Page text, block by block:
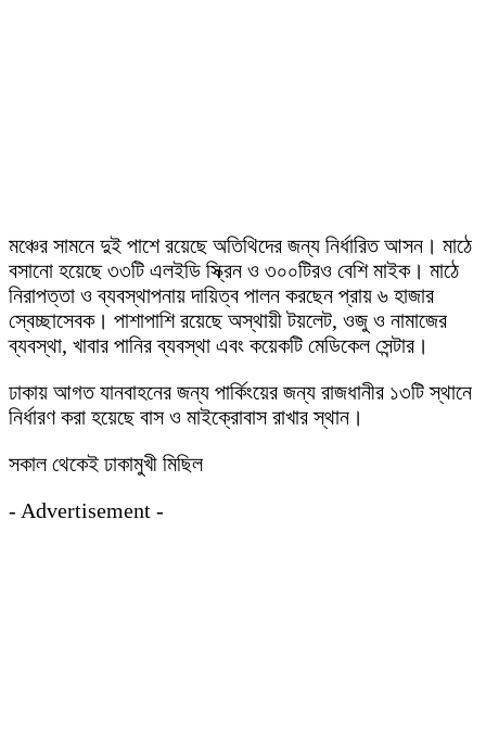
মঞ্চের সামনে দুই পাশে রয়েছে অতিথিদের জন্য নির্ধারিত আসন। মাঠে
বসানো হয়েছে ৩৩টি এলইডি স্ক্রিন ও ৩০০টিরও বেশি মাইক। মাঠে
নিরাপত্তা ও ব্যবস্থাপনায় দায়িত্ব পালন করছেন প্রায় ৬ হাজার
স্বেচ্ছাসেবক। পাশাপাশি রয়েছে অস্থায়ী টয়লেট, ওজু ও নামাজের
ব্যবস্থা, খাবার পানির ব্যবস্থা এবং কয়েকটি মেডিকেল সেন্টার।
ঢাকায় আগত যানবাহনের জন্য পার্কিংয়ের জন্য রাজধানীর ১৩টি স্থানে
নির্ধারণ করা হয়েছে বাস ও মাইক্রোবাস রাখার স্থান।
সকাল থেকেই ঢাকামুখী মিছিল
- Advertisement -